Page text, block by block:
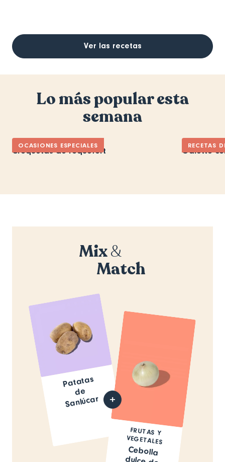
Ver las recetas
Lo más popular esta
semana
OCASIONES ESPECIALES
Croquetas de roquefort
RECETAS
Galette
Mix&
Match
Patatas
de
Sanlúcar
FRUTAS Y
VEGETALES
Cebolla
dulce de
las
Cevenas